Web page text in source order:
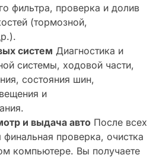
фильтра, проверка и долив
(тормозной,
систем Диагностика и
системы, ходовой части,
состояния шин,
и
и выдача авто После всех
финальная проверка, очистка
компьютере. Вы получаете